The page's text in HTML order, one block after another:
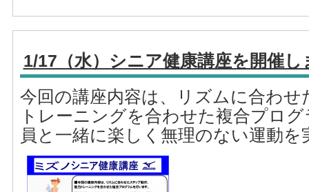
1/17（水）シニア健康講座を開催し
今回の講座内容は、リズムに合わせ
トレーニングを合わせた複合プロ
員と一緒に楽しく無理のない運動